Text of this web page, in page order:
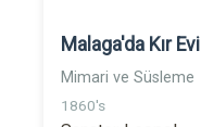
Malaga'da Kır Evi
Mimari ve Süsleme
1860's